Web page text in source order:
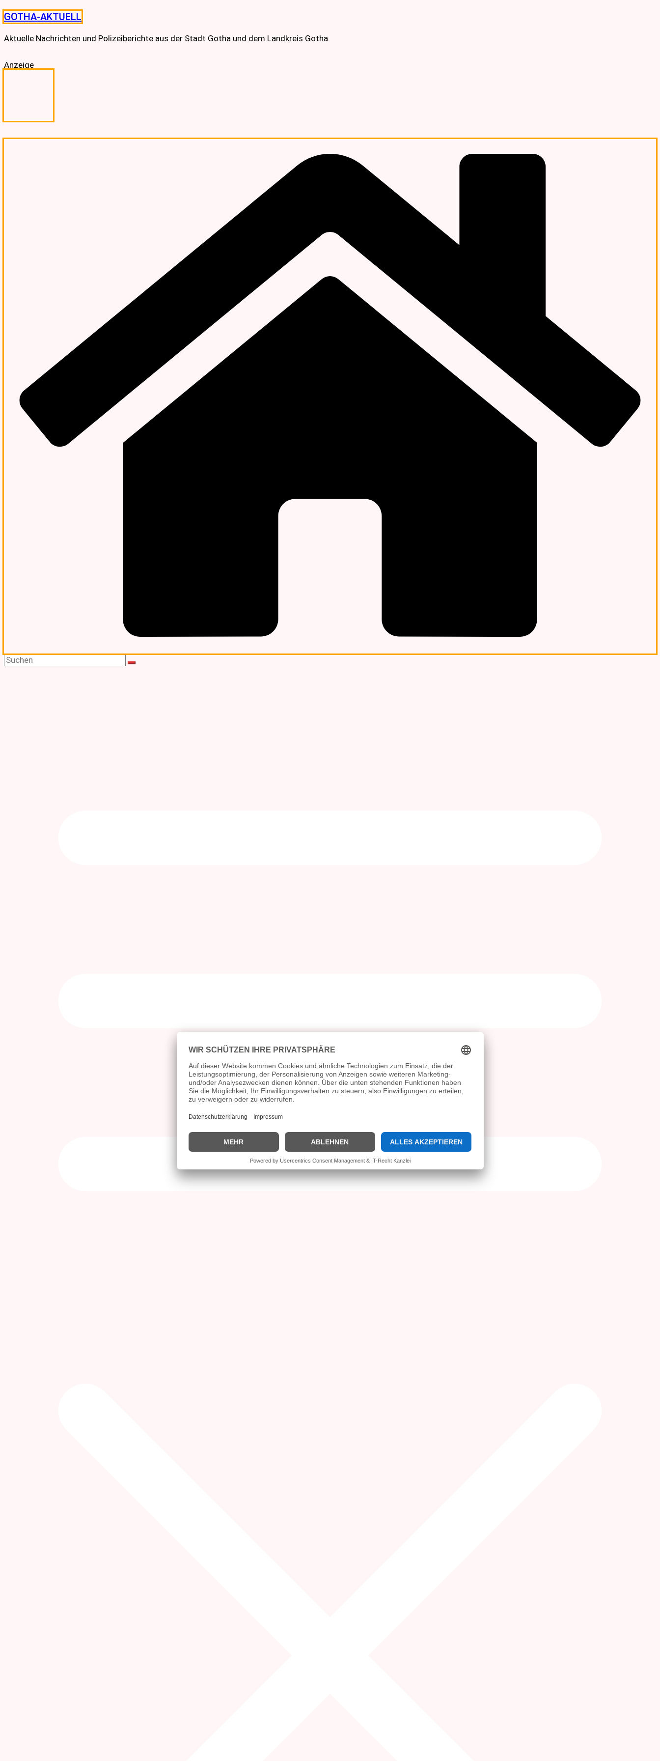
Skip
to
content
GOTHA-AKTUELL
Aktuelle Nachrichten und Polizeiberichte aus der Stadt Gotha und dem Landkreis Gotha.
Anzeige